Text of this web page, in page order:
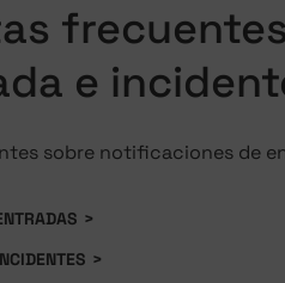
e
sobre notificaciones de
>
>